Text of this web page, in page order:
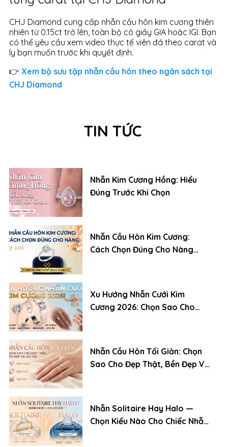
TIN TỨC
Nhẫn Kim Cương Hồng: Hiểu
Đúng Trước Khi Chọn
Nhẫn Cầu Hôn Kim Cương:
Cách Chọn Đúng Cho Nàng
Xu Hướng Nhẫn Cưới Kim
Cương 2026: Chọn Sao Cho
Nhẫn Cầu Hôn Tối Giản: Chọn
Sao Cho Đẹp Thật, Bền Đẹp Và
Nhẫn Solitaire Hay Halo —
Chọn Kiểu Nào Cho Chiếc Nhẫn
CHJ Diamond cung cấp nhẫn cầu hôn kim cương thiên
nhiên từ 0.15ct trở lên, toàn bộ có giấy GIA hoặc IGI. Bạn
có thể yêu cầu xem video thực tế viên đá theo carat và
ly bạn muốn trước khi quyết định.
👉 Xem bộ sưu tập nhẫn cầu hôn theo ngân sách tại
CHJ Diamond